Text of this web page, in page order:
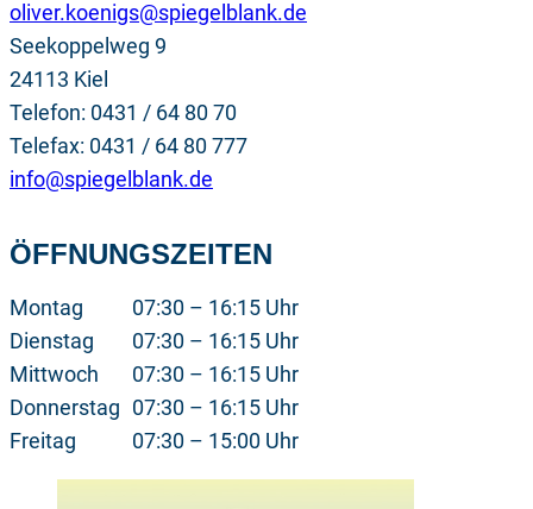
oliver.koenigs@spiegelblank.de
Seekoppelweg 9
24113 Kiel
Telefon: 0431 / 64 80 70
Telefax: 0431 / 64 80 777
info@spiegelblank.de
ÖFFNUNGSZEITEN
Montag
07:30 – 16:15 Uhr
Dienstag
07:30 – 16:15 Uhr
Mittwoch
07:30 – 16:15 Uhr
Donnerstag 07:30 – 16:15 Uhr
Freitag
07:30 – 15:00 Uhr